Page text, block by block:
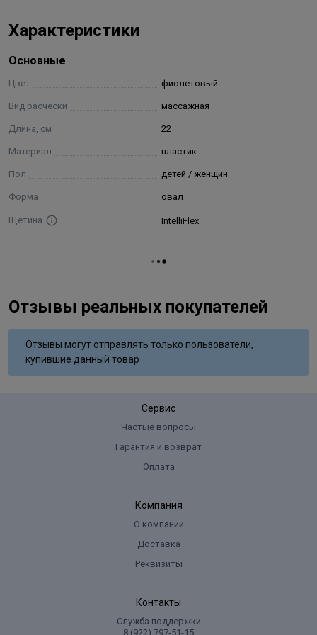
Характеристики
Основные
Цвет фиолетовый
Вид расчески массажная
Длина, см 22
Материал пластик
Пол детей / женщин
Форма овал
Щетина IntelliFlex
Отзывы реальных покупателей
Отзывы могут отправлять только пользователи,
купившие данный товар
Сервис
Частые вопросы
Гарантия и возврат
Оплата
Компания
О компании
Доставка
Реквизиты
Контакты
Служба поддержки
8 (922) 797‑51-15